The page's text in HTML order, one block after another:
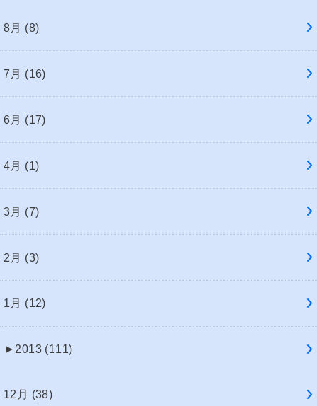
8月 (8)
7月 (16)
6月 (17)
4月 (1)
3月 (7)
2月 (3)
1月 (12)
► 2013 (111)
12月 (38)